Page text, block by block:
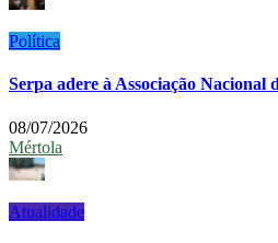
Política
Serpa adere à Associação Nacional
08/07/2026
Mértola
Atualidade